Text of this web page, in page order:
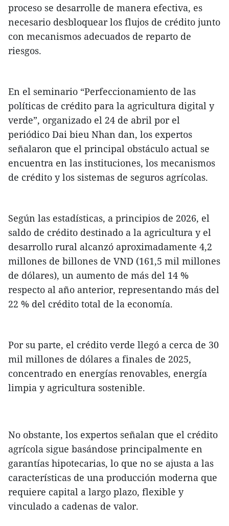
proceso se desarrolle de manera efectiva, es
necesario desbloquear los flujos de crédito junto
con mecanismos adecuados de reparto de
riesgos.
En el seminario “Perfeccionamiento de las
políticas de crédito para la agricultura digital y
verde”, organizado el 24 de abril por el
periódico Dai bieu Nhan dan, los expertos
señalaron que el principal obstáculo actual se
encuentra en las instituciones, los mecanismos
de crédito y los sistemas de seguros agrícolas.
Según las estadísticas, a principios de 2026, el
saldo de crédito destinado a la agricultura y el
desarrollo rural alcanzó aproximadamente 4,2
millones de billones de VND (161,5 mil millones
de dólares), un aumento de más del 14 %
respecto al año anterior, representando más del
22 % del crédito total de la economía.
Por su parte, el crédito verde llegó a cerca de 30
mil millones de dólares a finales de 2025,
concentrado en energías renovables, energía
limpia y agricultura sostenible.
No obstante, los expertos señalan que el crédito
agrícola sigue basándose principalmente en
garantías hipotecarias, lo que no se ajusta a las
características de una producción moderna que
requiere capital a largo plazo, flexible y
vinculado a cadenas de valor.